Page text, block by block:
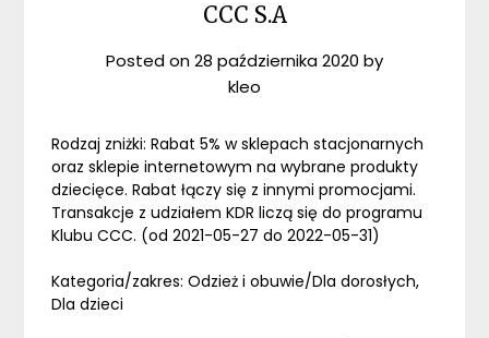
CCC S.A
Posted on28 października 2020 by
kleo
Rodzaj zniżki: Rabat 5% w sklepach stacjonarnych
oraz sklepie internetowym na wybrane produkty
dziecięce. Rabat łączy się z innymi promocjami.
Transakcje z udziałem KDR liczą się do programu
Klubu CCC. (od 2021-05-27 do 2022-05-31)
Kategoria/zakres: Odzież i obuwie/Dla dorosłych,
Dla dzieci